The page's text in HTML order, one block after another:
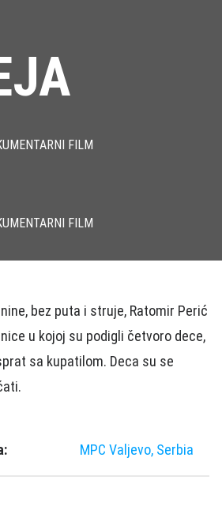
FILM
FILM
bez puta i struje, Ratomir Perić
u kojoj su podigli četvoro dece,
sa kupatilom. Deca su se
MPC Valjevo, Serbia